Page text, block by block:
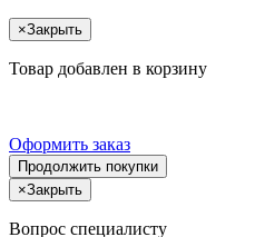
×Закрыть
Товар добавлен в корзину
Оформить заказ
Продолжить покупки
×Закрыть
Вопрос специалисту